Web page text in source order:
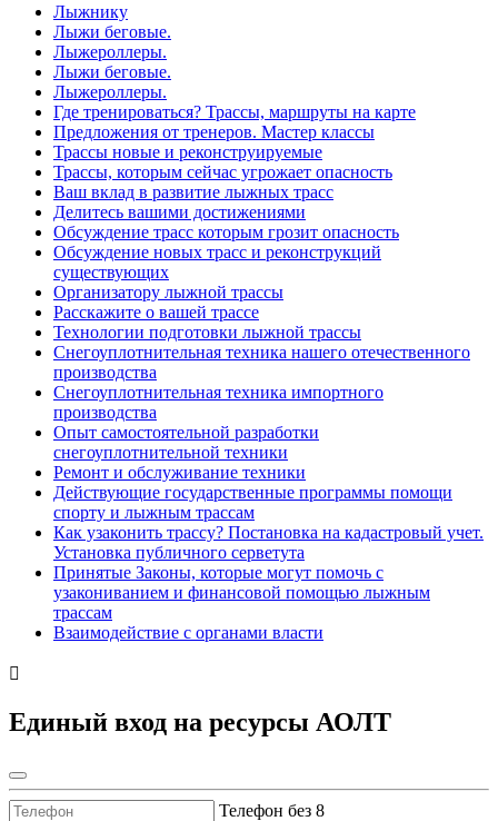
Лыжнику
Лыжи беговые.
Лыжероллеры.
Лыжи беговые.
Лыжероллеры.
Где тренироваться? Трассы, маршруты на карте
Предложения от тренеров. Мастер классы
Трассы новые и реконструируемые
Трассы, которым сейчас угрожает опасность
Ваш вклад в развитие лыжных трасс
Делитесь вашими достижениями
Обсуждение трасс которым грозит опасность
Обсуждение новых трасс и реконструкций
существующих
Организатору лыжной трассы
Расскажите о вашей трассе
Технологии подготовки лыжной трассы
Снегоуплотнительная техника нашего отечественного
производства
Снегоуплотнительная техника импортного
производства
Опыт самостоятельной разработки
снегоуплотнительной техники
Ремонт и обслуживание техники
Действующие государственные программы помощи
спорту и лыжным трассам
Как узаконить трассу? Постановка на кадастровый учет.
Установка публичного серветута
Принятые Законы, которые могут помочь с
узакониванием и финансовой помощью лыжным
трассам
Взаимодействие с органами власти
Единый вход на ресурсы АОЛТ
Телефон без 8